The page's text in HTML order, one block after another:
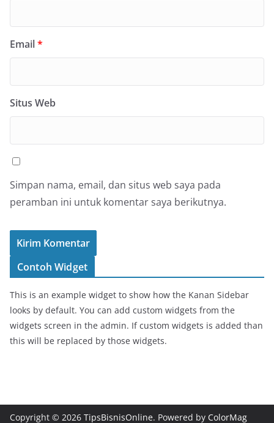
Email*
Situs Web
Simpan nama, email, dan situs web saya pada
peramban ini untuk komentar saya berikutnya.
Contoh Widget
This is an example widget to show how the Kanan Sidebar
looks by default. You can add custom widgets from the
widgets screen in the admin. If custom widgets is added than
this will be replaced by those widgets.
Copyright © 2026 TipsBisnisOnline. Powered by ColorMag